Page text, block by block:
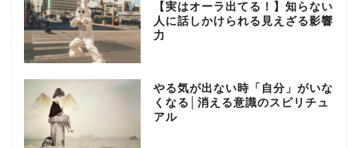
【実はオーラ出てる！】知らない
人に話しかけられる見えざる影響
力
やる気が出ない時「自分」がいな
くなる│消える意識のスピリチュ
アル